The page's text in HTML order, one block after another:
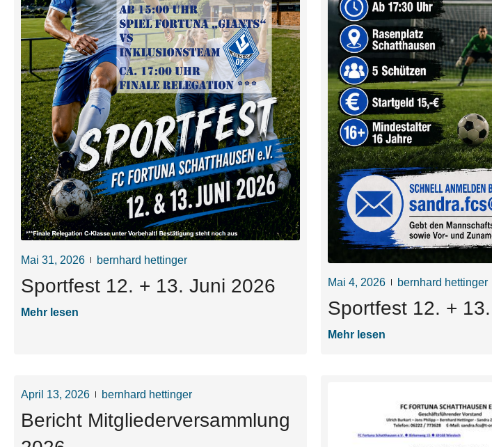
Mai 31, 2026 bernhard hettinger
Sportfest 12. + 13. Juni 2026
Mehr lesen
Mai 4, 2026 bernhard hettinger
Sportfest 12. +
Mehr lesen
April 13, 2026 bernhard hettinger
Bericht Mitgliederversammlung